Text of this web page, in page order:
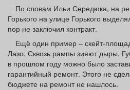
ТВ программа Я -
По словам Ильи Середюка, на
Горького на улице Горького
пор не заключил контракт.
Ещё один пример – скейт-
Лазо. Сквозь рампы зияют дыры.
в прошлом году можно было
гарантийный ремонт. Этого не
бюджете на ремонт не нашлось.